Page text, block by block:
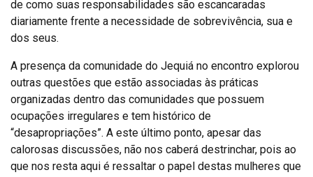
de como suas responsabilidades são escancaradas
diariamente frente a necessidade de sobrevivência, sua e
dos seus.
A presença da comunidade do Jequiá no encontro explorou
outras questões que estão associadas às práticas
organizadas dentro das comunidades que possuem
ocupações irregulares e tem histórico de
“desapropriações”. A este último ponto, apesar das
calorosas discussões, não nos caberá destrinchar, pois ao
que nos resta aqui é ressaltar o papel destas mulheres que